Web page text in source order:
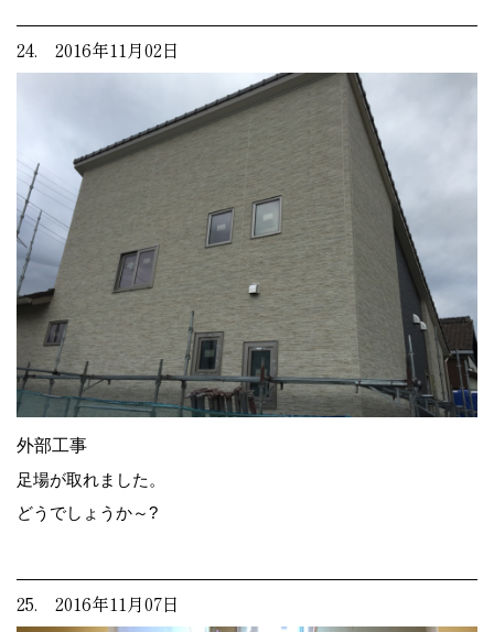
24. 2016年11月02日
外部工事
足場が取れました。
どうでしょうか～?
25. 2016年11月07日